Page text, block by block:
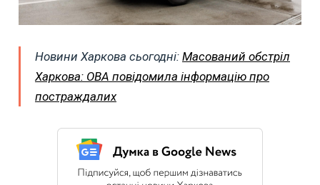
Новини Харкова сьогодні: Масований обстріл
Харкова: ОВА повідомила інформацію про
постраждалих